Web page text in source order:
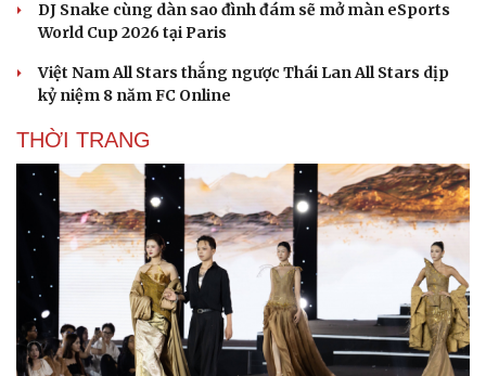
DJ Snake cùng dàn sao đình đám sẽ mở màn eSports
World Cup 2026 tại Paris
Việt Nam All Stars thắng ngược Thái Lan All Stars dịp
kỷ niệm 8 năm FC Online
THỜI TRANG